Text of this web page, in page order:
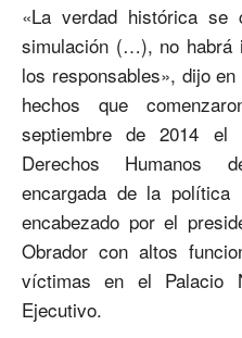
«La verdad histórica
simulación (…), no habrá
los responsables», dijo
hechos que
septiembre de 2014 el
Derechos Humanos
encargada de la
encabezado por el
Obrador con altos
víctimas en el Palacio
Ejecutivo.